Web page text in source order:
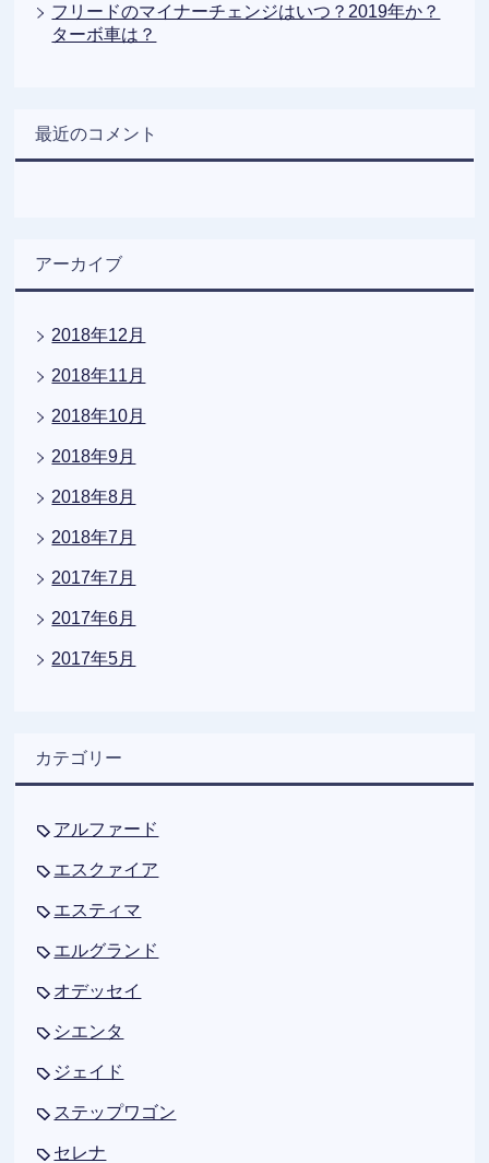
フリードのマイナーチェンジはいつ？2019年か？
ターボ車は？
最近のコメント
アーカイブ
2018年12月
2018年11月
2018年10月
2018年9月
2018年8月
2018年7月
2017年7月
2017年6月
2017年5月
カテゴリー
アルファード
エスクァイア
エスティマ
エルグランド
オデッセイ
シエンタ
ジェイド
ステップワゴン
セレナ